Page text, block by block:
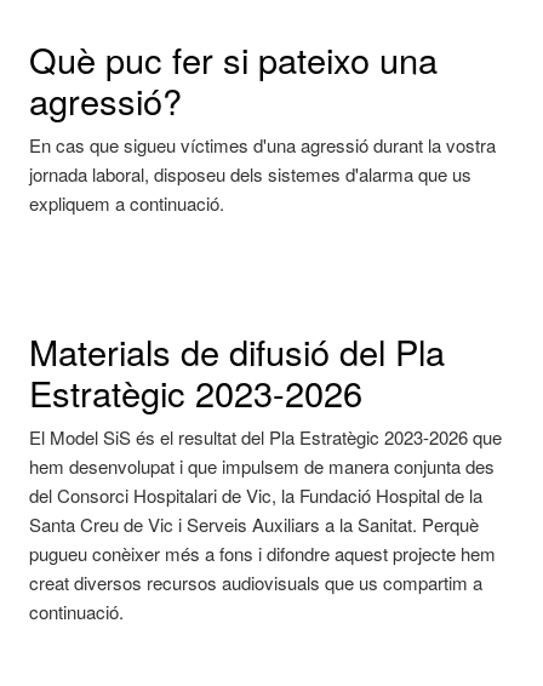
Què puc fer si pateixo una
agressió?
En cas que sigueu víctimes d'una agressió durant la vostra
jornada laboral, disposeu dels sistemes d'alarma que us
expliquem a continuació.
Materials de difusió del Pla
Estratègic 2023-2026
El Model SiS és el resultat del Pla Estratègic 2023-2026 que
hem desenvolupat i que impulsem de manera conjunta des
del Consorci Hospitalari de Vic, la Fundació Hospital de la
Santa Creu de Vic i Serveis Auxiliars a la Sanitat. Perquè
pugueu conèixer més a fons i difondre aquest projecte hem
creat diversos recursos audiovisuals que us compartim a
continuació.